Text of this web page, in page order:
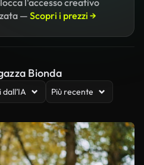
l'accesso creativo
— Scopri i prezzi →
Bionda
Più recente